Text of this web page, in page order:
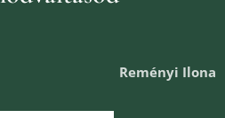
Reményi Ilona